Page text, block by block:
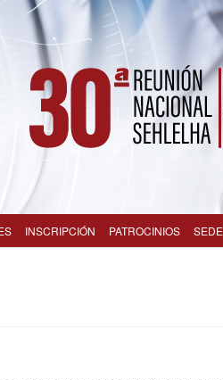
INSCRIPCIÓN PATROCINIOS SEDE